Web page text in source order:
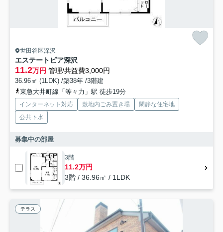
世田谷区深沢
エステートピア深沢
11.2万円 管理/共益費3,000円
36.96㎡ (1LDK) /築38年 /3階建
東急大井町線「等々力」駅 徒歩19分
インターネット対応 敷地内ごみ置き場
閑静な住宅地
公共下水
募集中の部屋
3階
11.2万円
3階 / 36.96㎡ / 1LDK
テラス